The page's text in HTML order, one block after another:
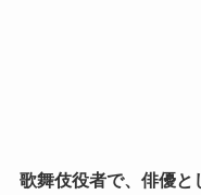
歌舞伎役者で、俳優と